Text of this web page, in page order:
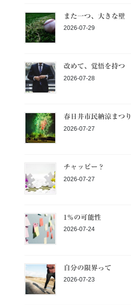
また一つ、大きな壁
2026-07-29
改めて、覚悟を持つ
2026-07-28
春日井市民納涼まつり
2026-07-27
チャッピー？
2026-07-27
1％の可能性
2026-07-24
自分の限界って
2026-07-23